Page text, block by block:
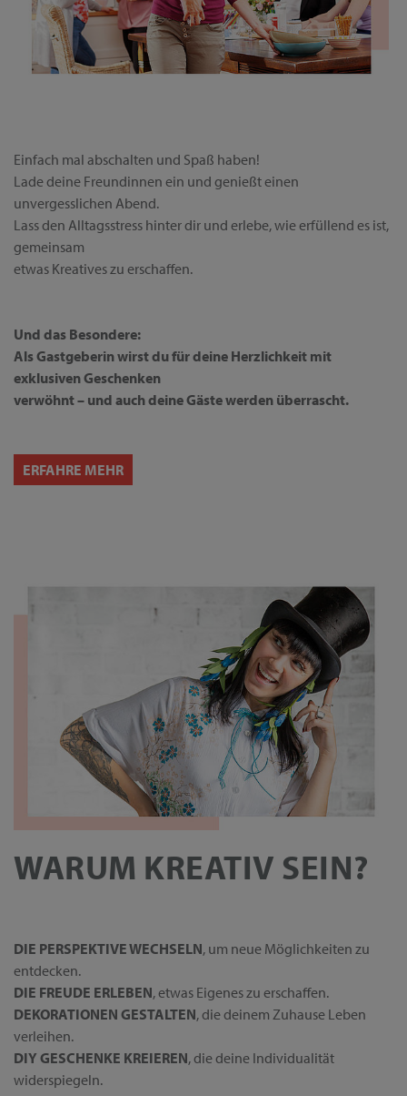
Einfach mal abschalten und Spaß haben!
Lade deine Freundinnen ein und genießt einen
unvergesslichen Abend.
Lass den Alltagsstress hinter dir und erlebe, wie erfüllend es ist,
gemeinsam
etwas Kreatives zu erschaffen.
Und das Besondere:
Als Gastgeberin wirst du für deine Herzlichkeit mit
exklusiven Geschenken
verwöhnt – und auch deine Gäste werden überrascht.
ERFAHRE MEHR
WARUM KREATIV SEIN?
DIE PERSPEKTIVE WECHSELN, um neue Möglichkeiten zu
entdecken.
DIE FREUDE ERLEBEN, etwas Eigenes zu erschaffen.
DEKORATIONEN GESTALTEN, die deinem Zuhause Leben
verleihen.
DIY GESCHENKE KREIEREN, die deine Individualität
widerspiegeln.